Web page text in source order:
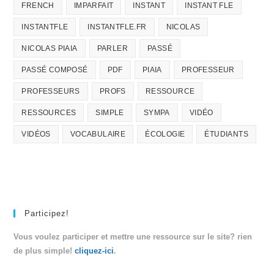
FRENCH IMPARFAIT INSTANT INSTANT FLE
INSTANTFLE INSTANTFLE.FR NICOLAS
NICOLAS PIAIA PARLER PASSÉ
PASSÉ COMPOSÉ PDF PIAIA PROFESSEUR
PROFESSEURS PROFS RESSOURCE
RESSOURCES SIMPLE SYMPA VIDÉO
VIDÉOS VOCABULAIRE ÉCOLOGIE ÉTUDIANTS
Participez!
Vous voulez participer et mettre une ressource sur le site? rien
de plus simple!cliquez-ici.